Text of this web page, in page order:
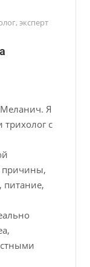
эксперт
Я
трихолог с
причины,
питание,